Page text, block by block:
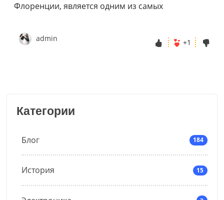
Категории
Блог 184
История 15
Флоренции, является одним из самых
admin +1